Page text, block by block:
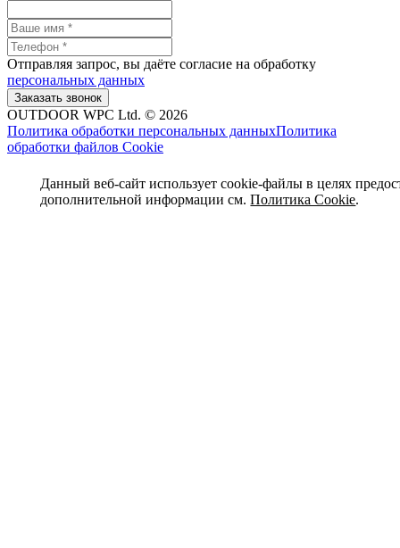
Отправляя запрос, вы даёте согласие на обработку
персональных данных
OUTDOOR WPC Ltd. © 2026
Политика обработки персональных данныхПолитика
обработки файлов Cookie
Данный веб-сайт использует cookie-файлы в целях
дополнительной информации см.Политика Cookie.